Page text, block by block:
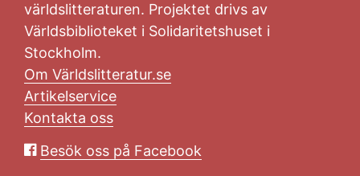
världslitteraturen. Projektet drivs av
Världsbiblioteket i Solidaritetshuset i
Stockholm.
Om Världslitteratur.se
Artikelservice
Kontakta oss
Besök oss på Facebook